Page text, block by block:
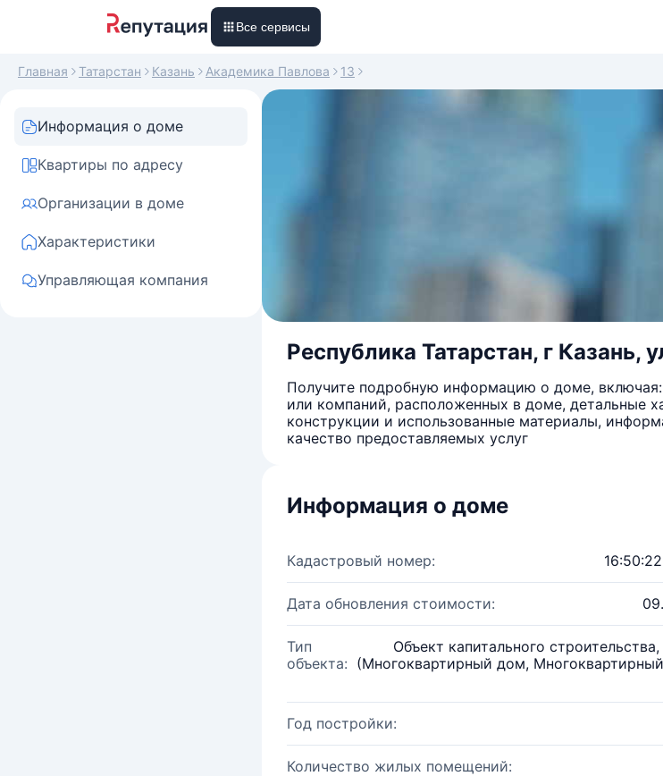
Все сервисы
Главная Татарстан Казань Академика Павлова 13
Информация о доме
Квартиры по адресу
Организации в доме
Характеристики
Управляющая компания
Республика Татарстан, г Казань,
Получите подробную информацию о доме,
или компаний, расположенных в доме, детальные
конструкции и использованные материалы,
качество предоставляемых услуг
Информация о доме
Кадастровый номер:
Дата обновления стоимости:
Тип
объекта:
Объект капитального
(Многоквартирный дом,
Год постройки:
Количество жилых помещений: